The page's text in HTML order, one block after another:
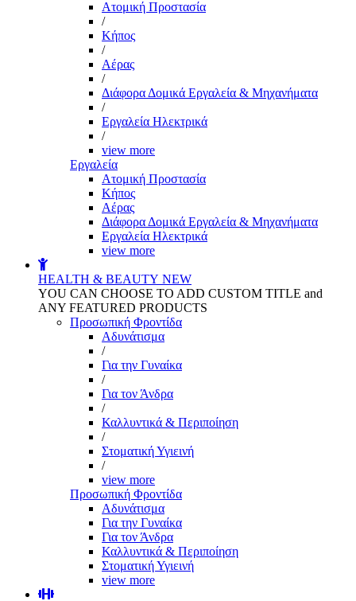
Aτομική Προστασία
/
Kήπος
/
Αέρας
/
Διάφορα Δομικά Εργαλεία & Μηχανήματα
/
Εργαλεία Ηλεκτρικά
/
view more
Εργαλεία
Aτομική Προστασία
Kήπος
Αέρας
Διάφορα Δομικά Εργαλεία & Μηχανήματα
Εργαλεία Ηλεκτρικά
view more
HEALTH & BEAUTY NEW
YOU CAN CHOOSE TO ADD CUSTOM TITLE and
ANY FEATURED PRODUCTS
Προσωπική Φροντίδα
Αδυνάτισμα
/
Για την Γυναίκα
/
Για τον Άνδρα
/
Καλλυντικά & Περιποίηση
/
Στοματική Υγιεινή
/
view more
Προσωπική Φροντίδα
Αδυνάτισμα
Για την Γυναίκα
Για τον Άνδρα
Καλλυντικά & Περιποίηση
Στοματική Υγιεινή
view more